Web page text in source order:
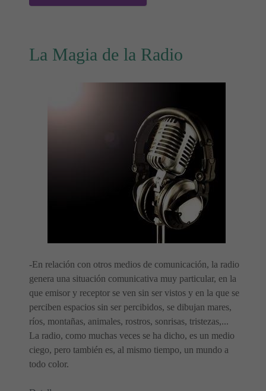
La Magia de la Radio
-En relación con otros medios de comunicación, la radio
genera una situación comunicativa muy particular, en la
que emisor y receptor se ven sin ser vistos y en la que se
perciben espacios sin ser percibidos, se dibujan mares,
ríos, montañas, animales, rostros, sonrisas, tristezas,...
La radio, como muchas veces se ha dicho, es un medio
ciego, pero también es, al mismo tiempo, un mundo a
todo color.